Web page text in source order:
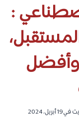
:
في19 أبريل، 2024